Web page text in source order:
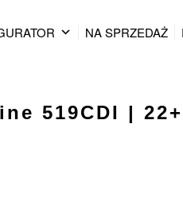
NA SPRZEDAŻ
519CDI |